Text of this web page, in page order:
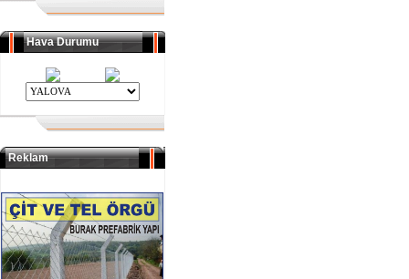
Hava Durumu
Reklam